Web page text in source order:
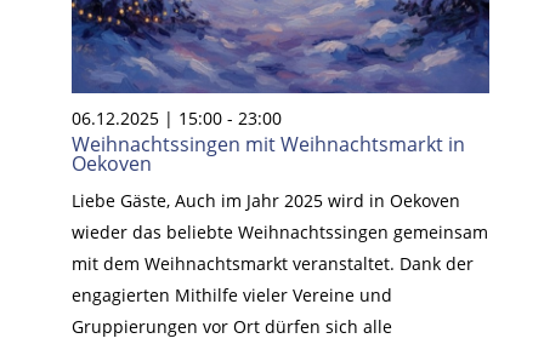
06.12.2025 | 15:00- 23:00
Weihnachtssingen mit Weihnachtsmarkt in
Oekoven
Liebe Gäste, Auch im Jahr 2025 wird in Oekoven
wieder das beliebte Weihnachtssingen gemeinsam
mit dem Weihnachtsmarkt veranstaltet. Dank der
engagierten Mithilfe vieler Vereine und
Gruppierungen vor Ort dürfen sich alle